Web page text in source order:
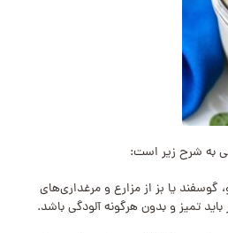
به شرح زیر است:
گوسفند یا بز از مزارع و مرغداری‌های
تمیز و بدون هرگونه آلودگی باشد.